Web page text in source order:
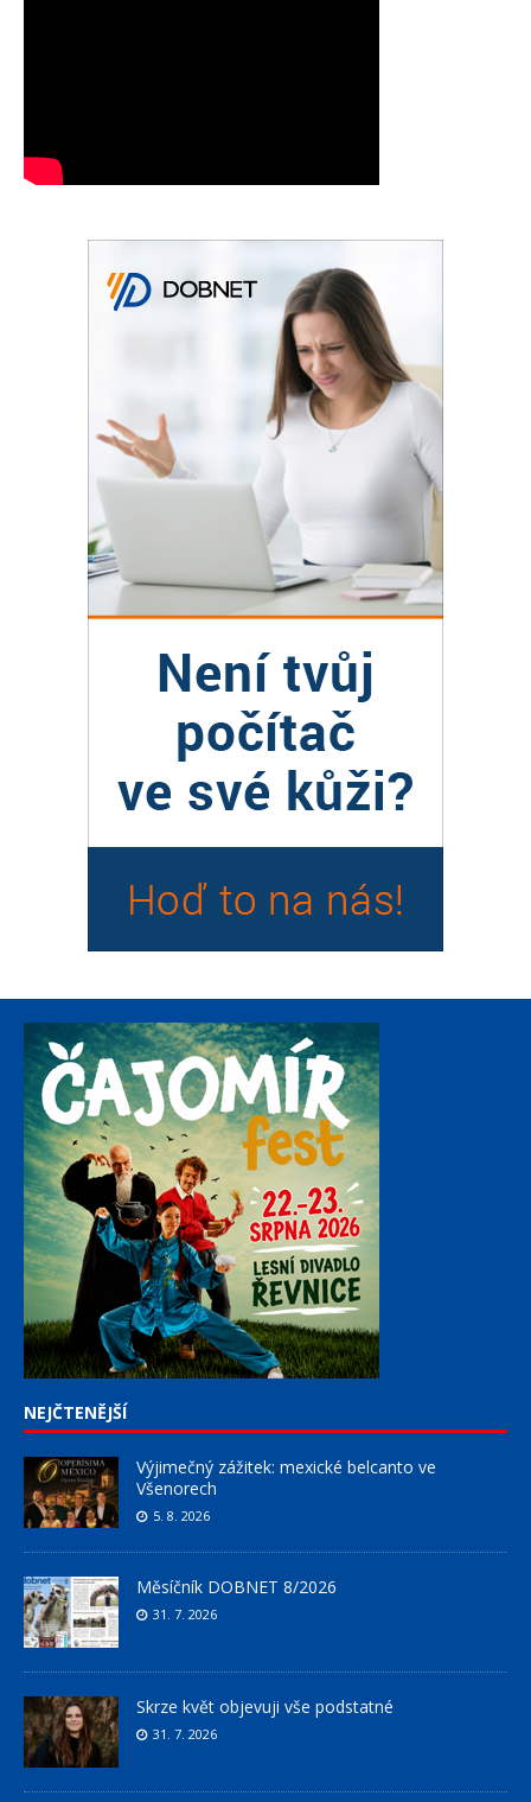
NEJČTENĚJŠÍ
Výjimečný zážitek: mexické belcanto ve
Všenorech
5. 8. 2026
Měsíčník DOBNET 8/2026
31. 7. 2026
Skrze květ objevuji vše podstatné
31. 7. 2026